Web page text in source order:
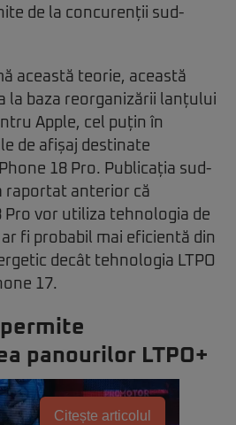
de la concurenții sud-
această teorie, această
la baza reorganizării lanțului
Apple, cel puțin în
de afișaj destinate
18 Pro. Publicația sud-
raportat anterior că
Pro vor utiliza tehnologia de
ar fi probabil mai eficientă din
decât tehnologia LTPO
17.
panourilor LTPO+
Citește articolul